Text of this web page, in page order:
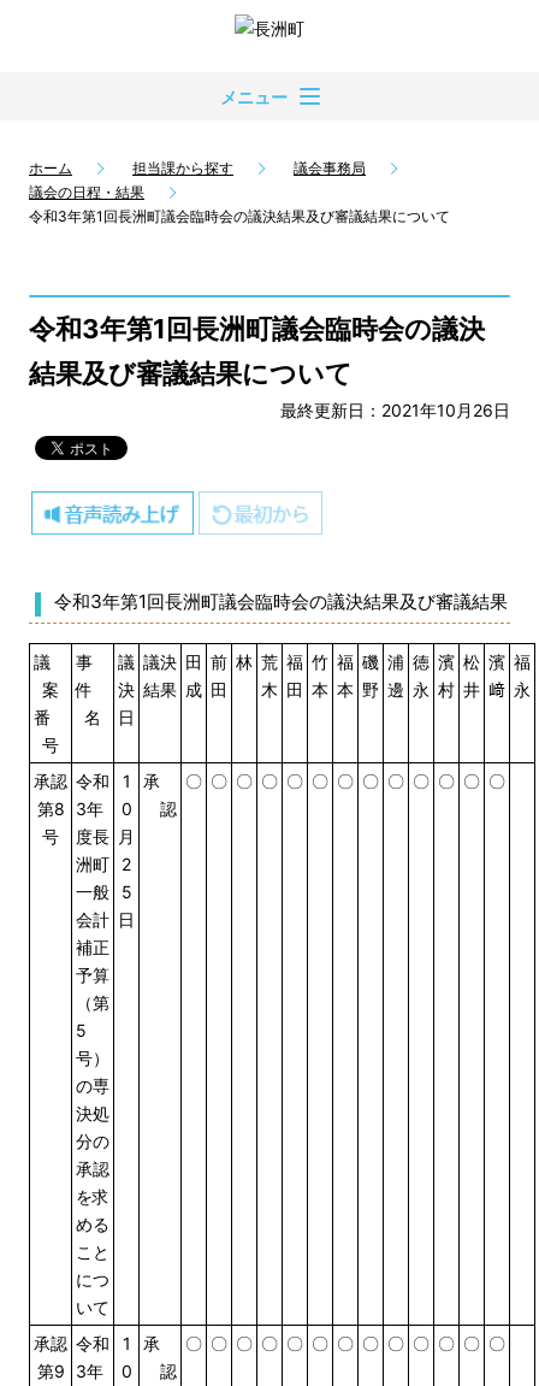
メニュー
ホーム 担当課から探す
議会事務局
議会の日程・結果
令和3年第1回長洲町議会臨時会の議決結果及び審議結果について
令和3年第1回長洲町議会臨時会の議決
結果及び審議結果について
最終更新日：2021年10月26日
令和3年第1回長洲町議会臨時会の議決結果及び審議結果
議
案
番
号
事
件
名
議
決
日
議決
結果
田
成
前
田
林 荒
木
福
田
竹
本
福
本
磯
野
浦
邊
徳
永
濱
村
松
井
濱
﨑
福
永
承認
第8
号
令和
3年
度長
洲町
一般
会計
補正
予算
（第
5
号）
の専
決処
分の
承認
を求
める
こと
につ
いて
1
0
月
2
5
日
承
認
〇 〇 〇 〇 〇 〇 〇 〇 〇 〇 〇 〇 〇
承認
第9
令和
3年
1
0
承
認
〇 〇 〇 〇 〇 〇 〇 〇 〇 〇 〇 〇 〇